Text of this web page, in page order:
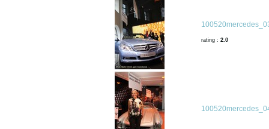
rating : 2.0